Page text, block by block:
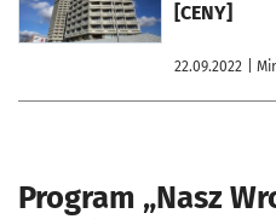
[CENY]
22.09.2022 |
Program „Nasz